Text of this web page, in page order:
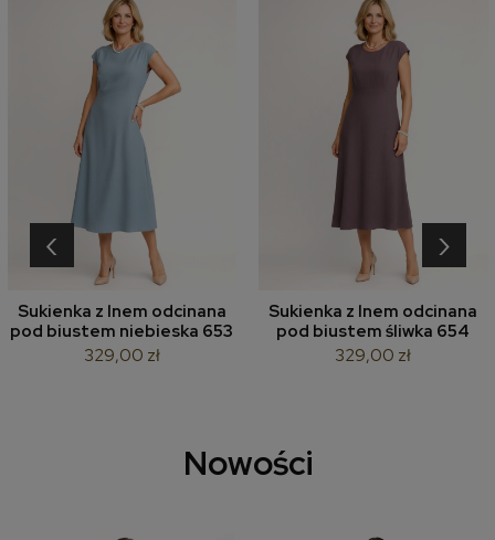
Sukienka z lnem odcinana
pod biustem niebieska 653
329,00 zł
Sukienka z lnem odcinana
pod biustem śliwka 654
329,00 zł
‹ ›
Nowości